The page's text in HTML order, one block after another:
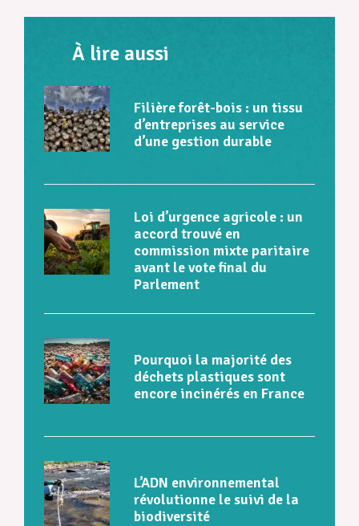
À lire aussi
Filière forêt-bois : un tissu
d’entreprises au service
d’une gestion durable
Loi d’urgence agricole : un
accord trouvé en
commission mixte paritaire
avant le vote final du
Parlement
Pourquoi la majorité des
déchets plastiques sont
encore incinérés en France
L’ADN environnemental
révolutionne le suivi de la
biodiversité